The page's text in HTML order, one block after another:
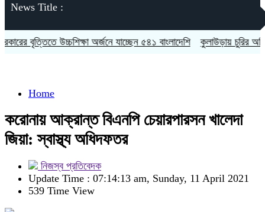
News Title :
বৃত্তিতে উচ্চশিক্ষা অর্জনে যাচ্ছেন ৫৪১ বাংলাদেশি কুলাউড়ায় চুরির
Home
করোনায় আক্রান্ত বিএনপি চেয়ারপারসন খালেদা
জিয়া: স্বাস্থ্য অধিদফতর
নিজস্ব প্রতিবেদক
Update Time : 07:14:13 am, Sunday, 11 April 2021
539 Time View